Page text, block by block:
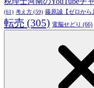
(61) 考え方 (59) 藤原誠【ゼロから
転売 (305) 電脳せどり (66)